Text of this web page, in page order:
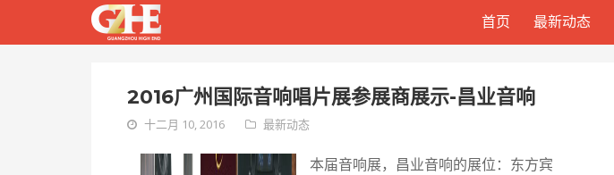
首页 最新动态
2016广州国际音响唱片展参展商展示-昌业音响
十二月 10, 2016 最新动态
本届音响展，昌业音响的展位：东方宾
首页 最新动态